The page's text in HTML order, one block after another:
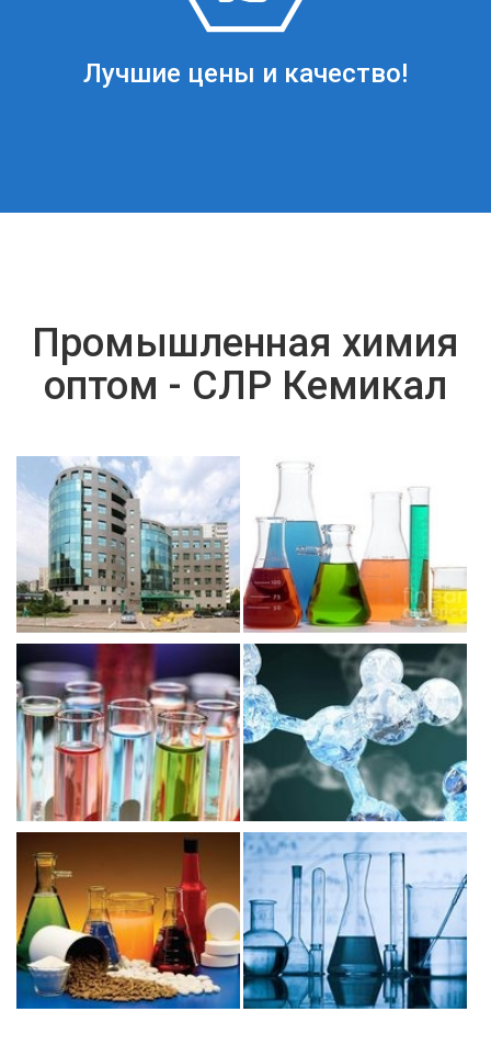
Лучшие цены и качество!
Промышленная химия
оптом - СЛР Кемикал